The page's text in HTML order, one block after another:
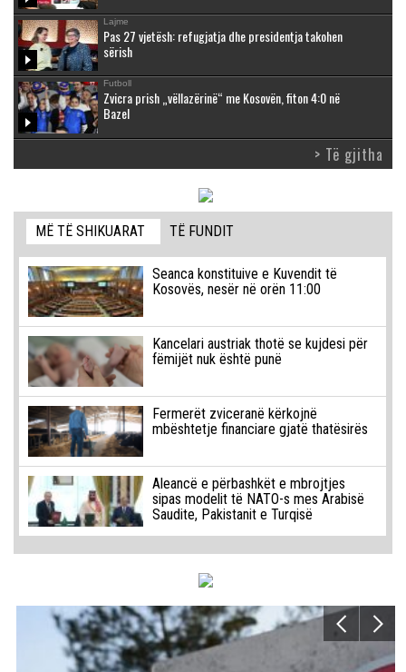
Lajme
Pas 27 vjetësh: refugjatja dhe presidentja takohen
sërish
Futboll
Zvicra prish „vëllazërinë“ me Kosovën, fiton 4:0 në
Bazel
> Të gjitha
MË TË SHIKUARAT TË FUNDIT
Seanca konstituive e Kuvendit të
Kosovës, nesër në orën 11:00
Kancelari austriak thotë se kujdesi për
fëmijët nuk është punë
Fermerët zviceranë kërkojnë
mbështetje financiare gjatë thatësirës
Aleancë e përbashkët e mbrojtjes
sipas modelit të NATO-s mes Arabisë
Saudite, Pakistanit e Turqisë